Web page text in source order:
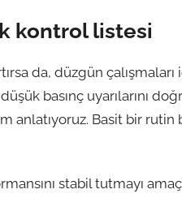
kontrol listesi
da, düzgün
basınç uyarılarını
anlatıyoruz. Basit bir
stabil tutmayı